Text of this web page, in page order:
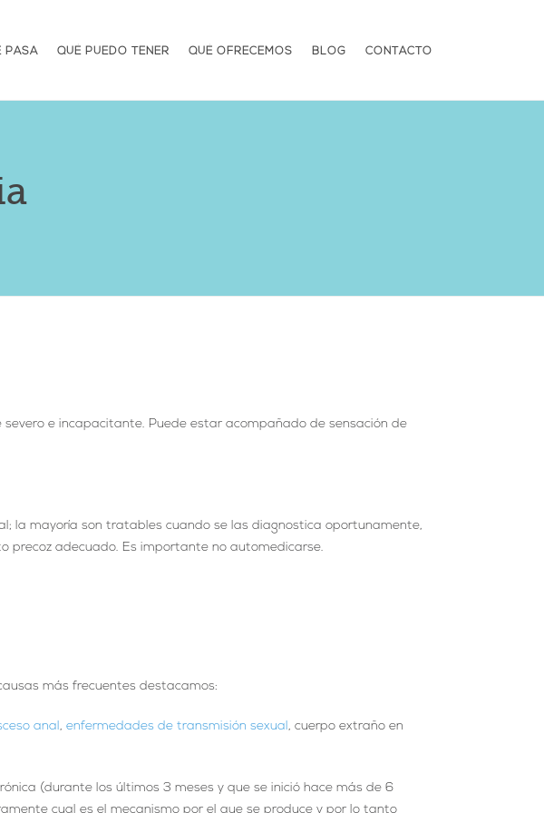
PASA QUÉ PUEDO TENER QUÉ OFRECEMOS BLOG CONTACTO
e incapacitante. Puede estar acompañado de sensación de
la mayoría son tratables cuando se las diagnostica oportunamente,
precoz adecuado. Es importante no automedicarse.
más frecuentes destacamos:
anal, enfermedades de transmisión sexual, cuerpo extraño en
(durante los últimos 3 meses y que se inició hace más de 6
cual es el mecanismo por el que se produce y por lo tanto